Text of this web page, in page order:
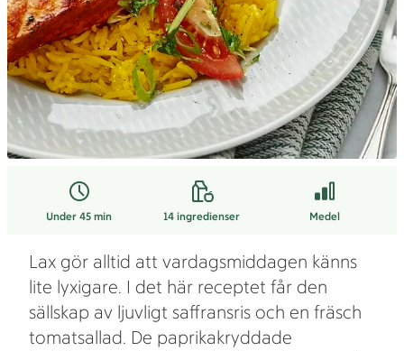
Under 45 min 14ingredienser Medel
Lax gör alltid att vardagsmiddagen känns
lite lyxigare. I det här receptet får den
sällskap av ljuvligt saffransris och en fräsch
tomatsallad. De paprikakryddade